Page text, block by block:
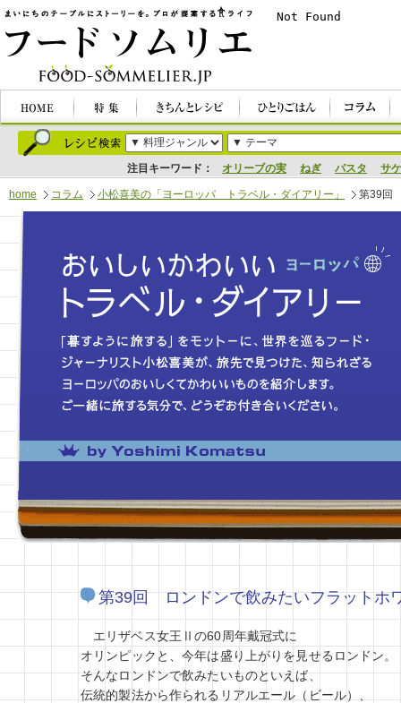
注目キーワード： オリーブの実 ねぎ パスタ サケ
home コラム 小松喜美の「ヨーロッパ トラベル・ダイアリー」 第39回
第39回 ロンドンで飲みたいフラットホ
エリザベス女王Ⅱの60周年戴冠式に
オリンピックと、今年は盛り上がりを見せるロンドン。
そんなロンドンで飲みたいものといえば、
伝統的製法から作られるリアルエール（ビール）、